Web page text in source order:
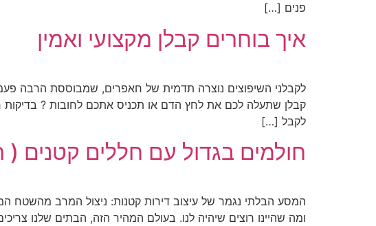
פנים […]
איך בוחרים קבלן מקצועי ואמין
לקבלני השיפוצים נוצרה תדמית של חאפרים, שמבוססת הרבה
קבלן שתעלה לכם את לחץ הדם או תכניס אתכם לחובות ? בדיקות
לקבל […]
חולמים בגדול עם חללים קטנים (
המסע הבלתי נגמר של עיצוב דירות קטנות: ניצול המרב מהשטח
ומה שהיינו רוצים שיהיה לנו. בעולם המהיר הזה, הבתים שלנו